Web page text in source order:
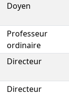
Doyen
Professeur
ordinaire
Directeur
Directeur